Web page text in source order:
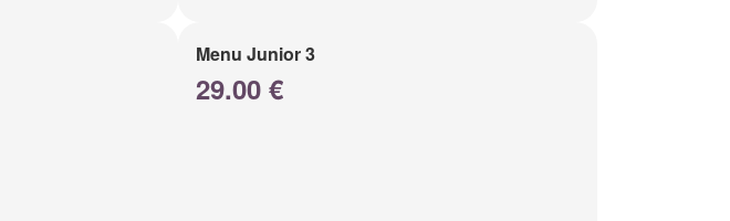
Menu Junior 3
29.00 €